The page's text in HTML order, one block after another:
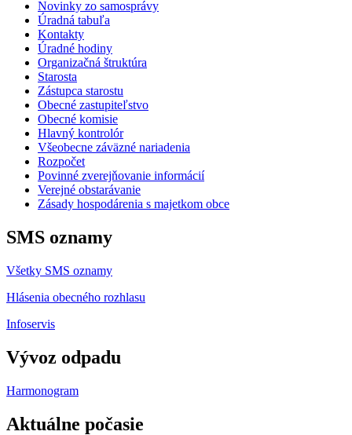
Novinky zo samosprávy
Úradná tabuľa
Kontakty
Úradné hodiny
Organizačná štruktúra
Starosta
Zástupca starostu
Obecné zastupiteľstvo
Obecné komisie
Hlavný kontrolór
Všeobecne záväzné nariadenia
Rozpočet
Povinné zverejňovanie informácií
Verejné obstarávanie
Zásady hospodárenia s majetkom obce
SMS oznamy
Všetky SMS oznamy
Hlásenia obecného rozhlasu
Infoservis
Vývoz odpadu
Harmonogram
Aktuálne počasie